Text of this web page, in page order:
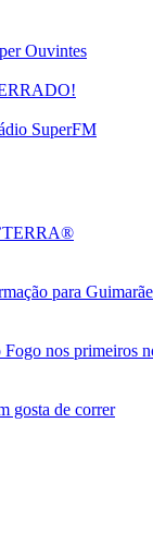
Ouvintes
SuperFM
para
nos primeiros
gosta de correr